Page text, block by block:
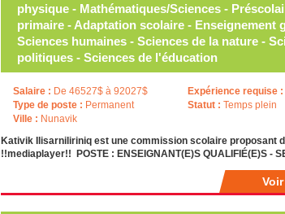
physique - Mathématiques/Sciences -
primaire - Adaptation scolaire - Enseignement
Sciences humaines - Sciences de la nature -
politiques - Sciences de l'éducation
Salaire : De 46527$ à 92027$
Type de poste : Permanent
Ville : Nunavik
Expérience requise :
Statut : Temps plein
Kativik Ilisarniliriniq est une commission scolaire proposant
!!mediaplayer!! POSTE : ENSEIGNANT(E)S QUALIFIÉ(E)S -